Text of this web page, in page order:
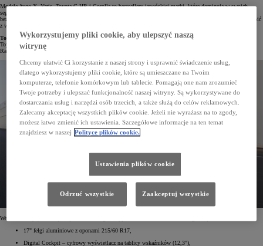
Modele Aygo X, Yaris, Toyota C-HR i Corolla to bestsellery japońskiej marki, które dominują w swoich
segmentach. Kierowcy chętnie je wybierają ze względu na bogate wyposażenie standardowe, wysoki poziom
bezpieczeństwa oraz oszczędne napędy. Teraz w polskich salonach Toyoty można wybrane wersje tych aut kupić
z wysokimi rabatami. Oferta jest limitowana.
Toyota C-HR od 119 900 zł
Toyota C-HR w odmianie Comfort i z napędem 1.8 Hybrid 140 KM e-CVT kosztuje teraz od 119 900 zł.
Rabat na wersję z roku modelowego 2024 w porównaniu z ceną katalogową wynosi aż 20 tys. zł.
Warto zaznaczyć, że wersja ta jest bardzo bogato wyposażona. W standardzie dostępne są m.in.:
17" felgi aluminiowe z oponami 215/60 R17,
Digital Cockpit – cyfrowy wyświetlacz na tablicy wskaźników (12,3"),
Wykorzystujemy pliki cookie, aby ulepszyć naszą
witrynę
Chcemy ułatwić Ci korzystanie z naszej strony i usprawnić świadczenie usług,
dlatego wykorzystujemy pliki cookie, które są umieszczane na Twoim
komputerze, telefonie komórkowym lub tablecie. Pomagają one nam zrozumieć
Twoje potrzeby i ulepszać funkcjonalność naszej witryny. Są wykorzystywane do
dostarczania usług i narzędzi osób trzecich, a także służą do celów reklamowych.
Zalecamy akceptację wszystkich plików cookie. Jeżeli nie wyrażasz na to zgody,
możesz łatwo zmienić ich ustawienia. Szczegółowe informacje na ten temat
znajdziesz w naszej Polityce plików cookie.
Ustawienia plików cookie
Odrzuć wszystkie Zaakceptuj wszystkie